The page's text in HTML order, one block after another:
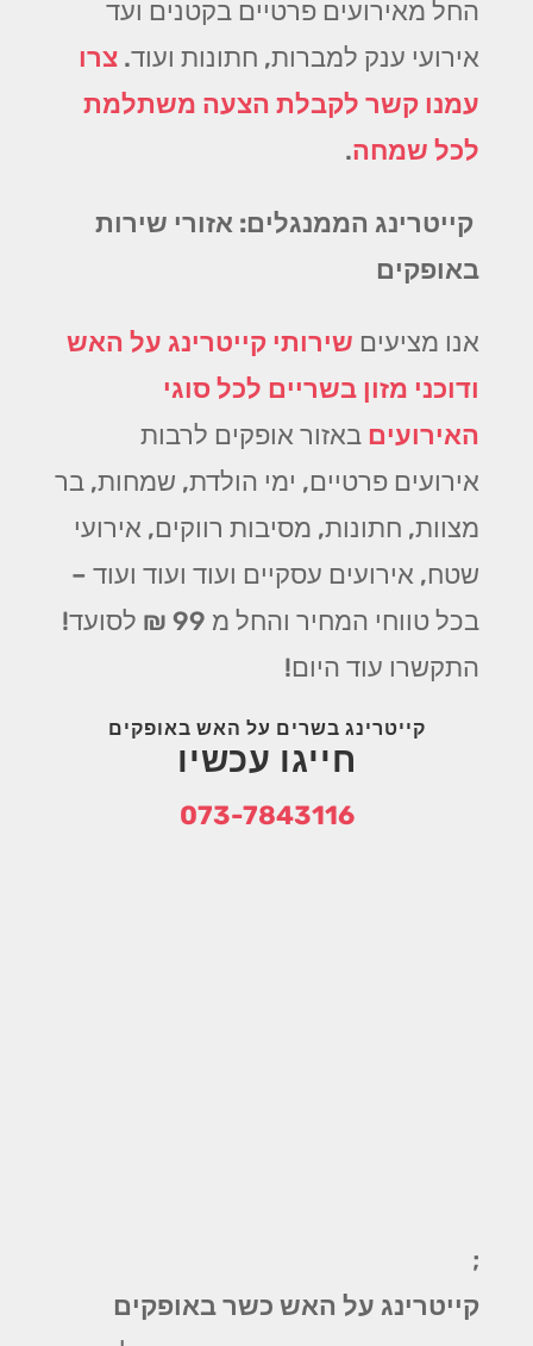
החל מאירועים פרטיים בקטנים ועד
אירועי ענק למברות, חתונות ועוד. צרו
עמנו קשר לקבלת הצעה משתלמת
לכל שמחה.
קייטרינג הממנגלים: אזורי שירות
באופקים
אנו מציעים שירותי קייטרינג על האש
ודוכני מזון בשריים לכל סוגי
האירועים באזור אופקים לרבות
אירועים פרטיים, ימי הולדת, שמחות, בר
מצוות, חתונות, מסיבות רווקים, אירועי
שטח, אירועים עסקיים ועוד ועוד ועוד –
בכל טווחי המחיר והחל מ 99 ₪ לסועד!
התקשרו עוד היום!
קייטרינג בשרים על האש באופקים
חייגו עכשיו
073-7843116
;
קייטרינג על האש כשר באופקים